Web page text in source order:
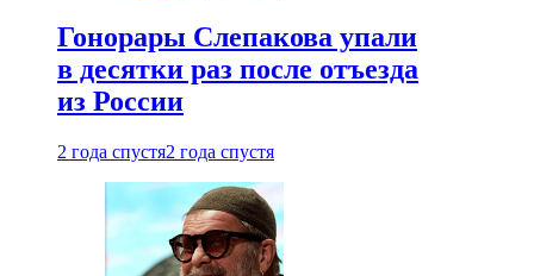
Гонорары Слепакова упали
в десятки раз после отъезда
из России
2 года спустя2 года спустя